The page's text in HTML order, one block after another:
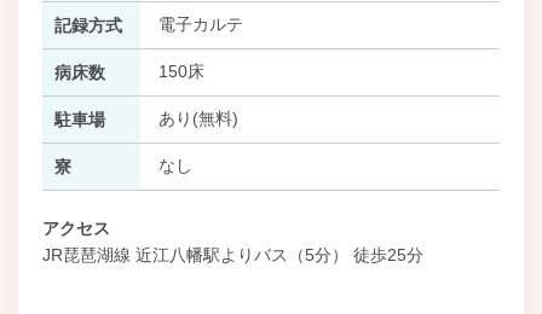
記録方式 電子カルテ
病床数 150床
駐車場 あり(無料)
寮 なし
アクセス
JR琵琶湖線 近江八幡駅よりバス（5分） 徒歩25分